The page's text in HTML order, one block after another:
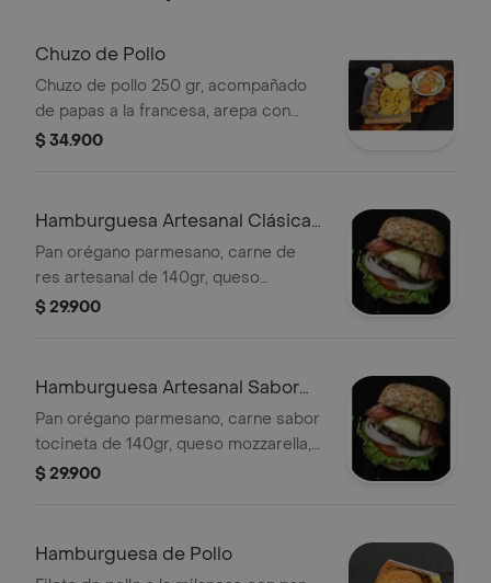
Chuzo de Pollo
Chuzo de pollo 250 gr, acompañado
de papas a la francesa, arepa con
queso mozarella, ensalada de lechuga
$ 34.900
Hamburguesa Artesanal Clásica
de Res
Pan orégano parmesano, carne de
res artesanal de 140gr, queso
mozzarella, tocineta, cebolla
$ 29.900
Hamburguesa Artesanal Sabor
Tocineta
Pan orégano parmesano, carne sabor
tocineta de 140gr, queso mozzarella,
tocineta ahumada, cebolla
$ 29.900
Hamburguesa de Pollo